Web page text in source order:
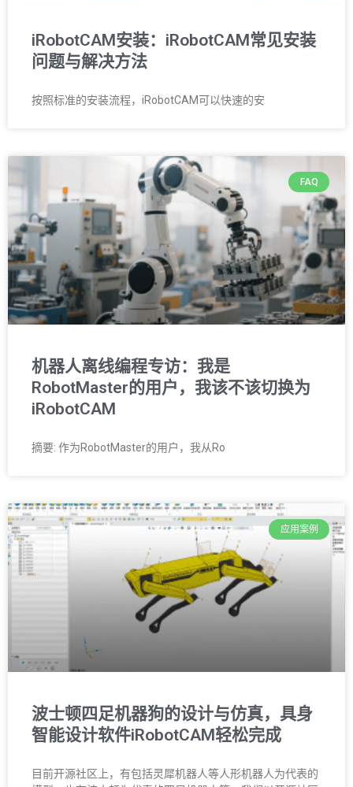
iRobotCAM安装：iRobotCAM常见安装
问题与解决方法
按照标准的安装流程，iRobotCAM可以快速的安
FAQ
机器人离线编程专访：我是
RobotMaster的用户，我该不该切换为
iRobotCAM
摘要: 作为RobotMaster的用户，我从Ro
应用案例
波士顿四足机器狗的设计与仿真，具身
智能设计软件iRobotCAM轻松完成
目前开源社区上，有包括灵犀机器人等人形机器人为代表的